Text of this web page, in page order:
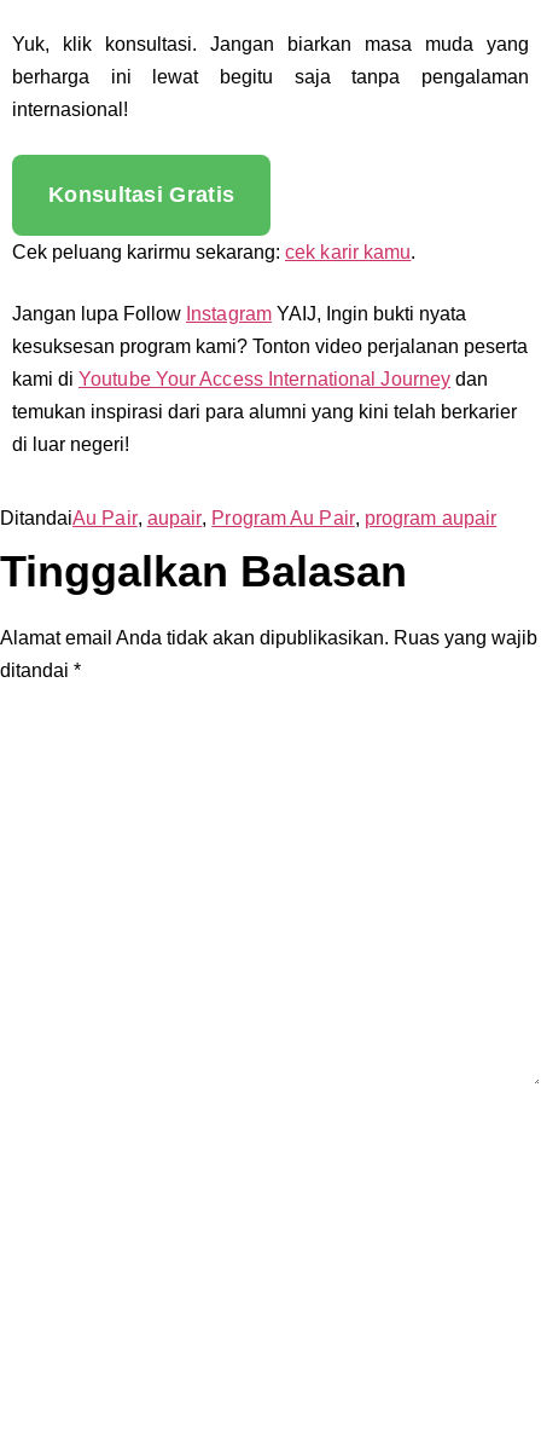
Yuk, klik konsultasi. Jangan biarkan masa muda yang
berharga ini lewat begitu saja tanpa pengalaman
internasional!
Konsultasi Gratis
Cek peluang karirmu sekarang: cek karir kamu.
Jangan lupa Follow InstagramYAIJ, Ingin bukti nyata
kesuksesan program kami? Tonton video perjalanan peserta
kami di Youtube Your Access International Journey dan
temukan inspirasi dari para alumni yang kini telah berkarier
di luar negeri!
DitandaiAu Pair, aupair, Program Au Pair, program aupair
Tinggalkan Balasan
Alamat email Anda tidak akan dipublikasikan. Ruas yang wajib
ditandai *